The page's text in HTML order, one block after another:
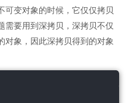
可变对象的时候，它仅仅拷贝
需要用到深拷贝，深拷贝不仅
对象，因此深拷贝得到的对象